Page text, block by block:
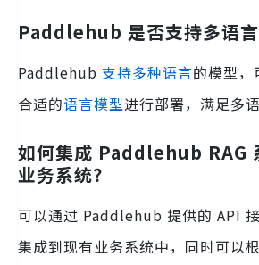
Paddlehub 是否支持多语言
Paddlehub 支持多种语言的模型，
合适的语言模型进行部署，满足多
如何集成 Paddlehub RAG
业务系统？
可以通过 Paddlehub 提供的 API
集成到现有业务系统中，同时可以